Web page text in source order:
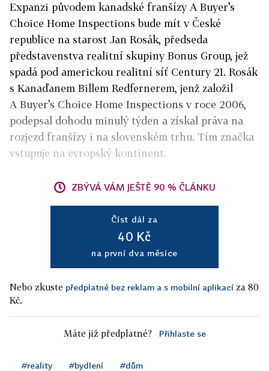
Expanzi původem kanadské franšízy A Buyer’s
Choice Home Inspections bude mít v České
republice na starost Jan Rosák, předseda
představenstva realitní skupiny Bonus Group, jež
spadá pod americkou realitní síť Century 21. Rosák
s Kanaďanem Billem Redfernerem, jenž založil
A Buyer’s Choice Home Inspections v roce 2006,
podepsal dohodu minulý týden a získal práva na
rozjezd franšízy i na slovenském trhu. Tím značka
vstupuje na evropský kontinent.
ZBÝVÁ VÁM JEŠTĚ 90 % ČLÁNKU
Číst dál za
40 Kč
na první dva měsíce
Nebo zkuste předplatné bez reklam a s mobilní aplikací za 80
Kč.
Máte již předplatné? Přihlaste se
#reality #bydlení #dům